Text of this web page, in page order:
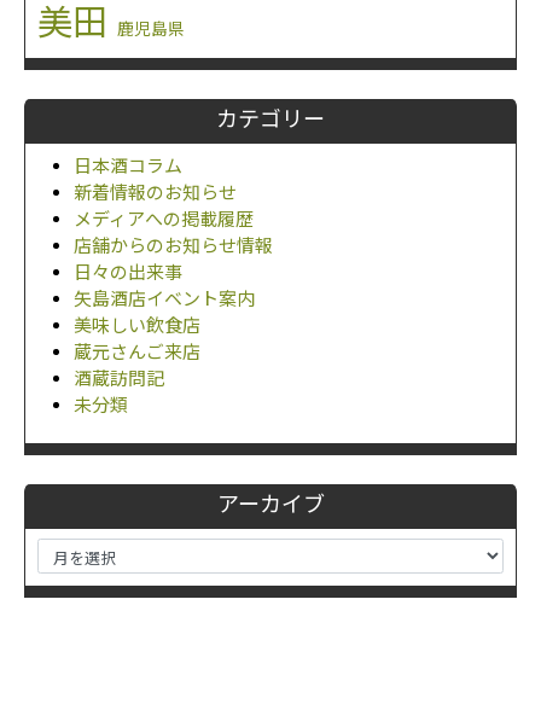
美田
鹿児島県
カテゴリー
日本酒コラム
新着情報のお知らせ
メディアへの掲載履歴
店舗からのお知らせ情報
日々の出来事
矢島酒店イベント案内
美味しい飲食店
蔵元さんご来店
酒蔵訪問記
未分類
アーカイブ